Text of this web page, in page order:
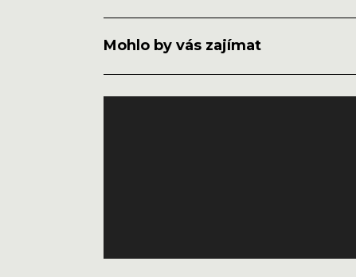
Mohlo by vás zajímat